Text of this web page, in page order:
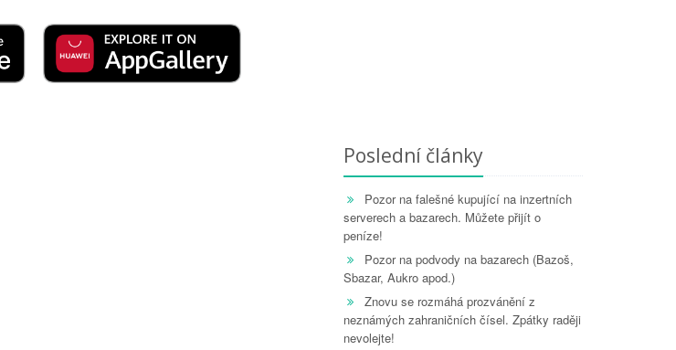
Poslední články
Pozor na falešné kupující na inzertních
serverech a bazarech. Můžete přijít o
peníze!
Pozor na podvody na bazarech (Bazoš,
Sbazar, Aukro apod.)
Znovu se rozmáhá prozvánění z
neznámých zahraničních čísel. Zpátky raději
nevolejte!